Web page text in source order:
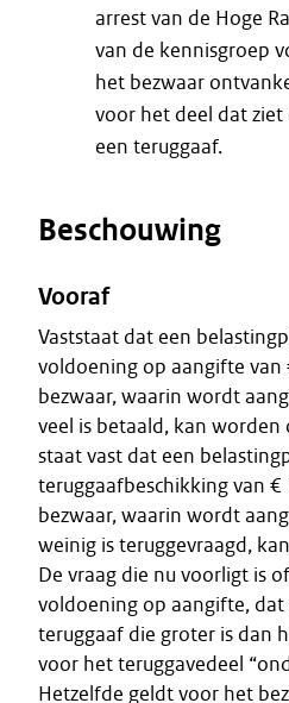
arrest van de Hoge
van de kennisgroep
het bezwaar
voor het deel dat
een teruggaaf.
Beschouwing
Vooraf
Vaststaat dat een
voldoening op aangifte van
bezwaar, waarin wordt
veel is betaald, kan worden
staat vast dat een
teruggaafbeschikking van
bezwaar, waarin wordt
weinig is teruggevraagd,
De vraag die nu voorligt is
voldoening op aangifte,
teruggaaf die groter is dan
voor het teruggavedeel
Hetzelfde geldt voor het